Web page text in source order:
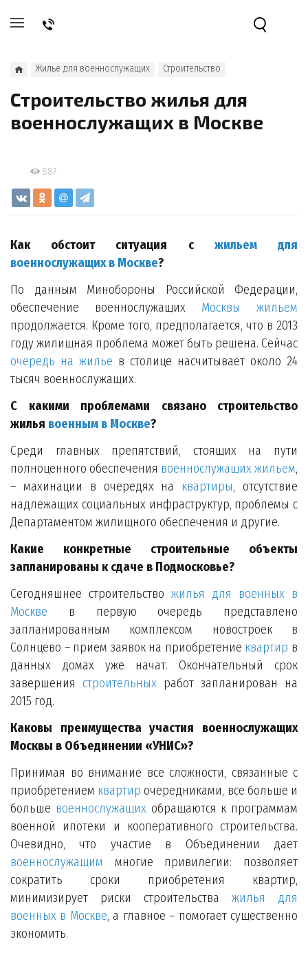
Жилье для военнослужащих Строительство
Строительство жилья для
военнослужащих в Москве
887
Как обстоит ситуация с жильем для
военнослужащих в Москве?
По данным Минобороны Российской Федерации,
обеспечение военнослужащих Москвы жильем
продолжается. Кроме того, предполагается, что в 2013
году жилищная проблема может быть решена. Сейчас
очередь на жилье в столице насчитывает около 24
тысяч военнослужащих.
С какими проблемами связано строительство
жилья военным в Москве?
Среди главных препятствий, стоящих на пути
полноценного обеспечения военнослужащих жильем,
– махинации в очередях на квартиры, отсутствие
надлежащих социальных инфраструктур, проблемы с
Департаментом жилищного обеспечения и другие.
Какие конкретные строительные объекты
запланированы к сдаче в Подмосковье?
Сегодняшнее строительство жилья для военных в
Москве в первую очередь представлено
запланированным комплексом новостроек в
Солнцево – прием заявок на приобретение квартир в
данных домах уже начат. Окончательный срок
завершения строительных работ запланирован на
2015 год.
Каковы преимущества участия военнослужащих
Москвы в Объединении «УНИС»?
Принимая во внимание все сложности, связанные с
приобретением квартир очередниками, все больше и
больше военнослужащихобращаются к программам
военной ипотеки и кооперативного строительства.
Очевидно, что участие в Объединении дает
военнослужащим многие привилегии: позволяет
сократить сроки приобретения квартир,
минимизирует риски строительства жилья для
военных в Москве, а главное – помогает существенно
экономить.